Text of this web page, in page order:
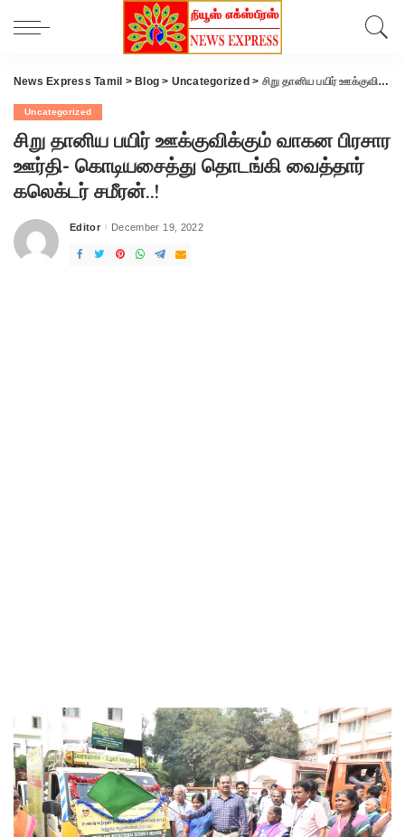
News Express Tamil > Blog > Uncategorized > சிறு தானிய பயிர் ஊக்குவிக்கும் வாகன பிரசார ஊர்தி- கொடியசைத்து தொடங்கி வைத்தார் கலெக்டர் சமீரன்..!
Uncategorized
சிறு தானிய பயிர் ஊக்குவிக்கும் வாகன பிரசார
ஊர்தி- கொடியசைத்து தொடங்கி வைத்தார்
கலெக்டர் சமீரன்..!
Posted
Editor December 19, 2022